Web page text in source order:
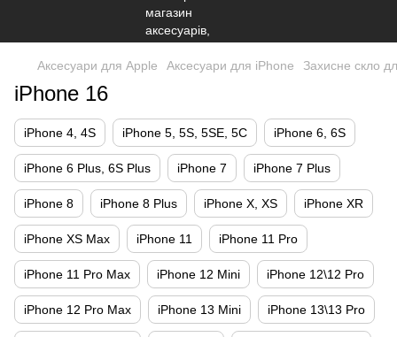
Аксесуари для Apple Аксесуари для iPhone Захисне скло
iPhone 16
iPhone 4, 4S iPhone 5, 5S, 5SE, 5С iPhone 6, 6S
iPhone 6 Plus, 6S Plus iPhone 7 iPhone 7 Plus
iPhone 8 iPhone 8 Plus iPhone X, XS iPhone XR
iPhone XS Max iPhone 11 iPhone 11 Pro
iPhone 11 Pro Max iPhone 12 Mini iPhone 12\12 Pro
iPhone 12 Pro Max iPhone 13 Mini iPhone 13\13 Pro